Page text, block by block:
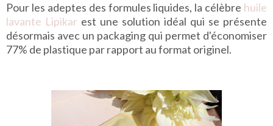
Pour les adeptes des formules liquides, la célèbre huile
lavante Lipikar est une solution idéal qui se présente
désormais avec un packaging qui permet d'économiser
77% de plastique par rapport au format originel.